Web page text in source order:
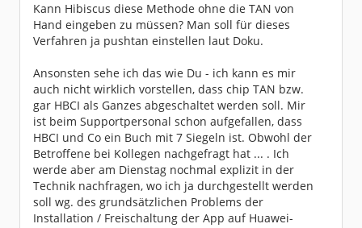
Kann Hibiscus diese Methode ohne die TAN von
Hand eingeben zu müssen? Man soll für dieses
Verfahren ja pushtan einstellen laut Doku.
Ansonsten sehe ich das wie Du - ich kann es mir
auch nicht wirklich vorstellen, dass chip TAN bzw.
gar HBCI als Ganzes abgeschaltet werden soll. Mir
ist beim Supportpersonal schon aufgefallen, dass
HBCI und Co ein Buch mit 7 Siegeln ist. Obwohl der
Betroffene bei Kollegen nachgefragt hat ... . Ich
werde aber am Dienstag nochmal explizit in der
Technik nachfragen, wo ich ja durchgestellt werden
soll wg. des grundsätzlichen Problems der
Installation / Freischaltung der App auf Huawei-